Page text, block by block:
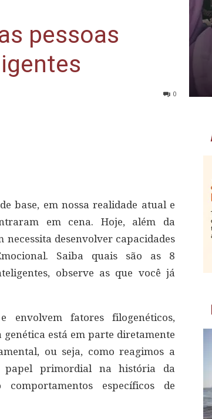
pessoas
0
base, em nossa realidade atual e
em cena. Hoje, além da
desenvolver capacidades
Saiba quais são as 8
observe as que você já
envolvem fatores filogenéticos,
está em parte diretamente
ou seja, como reagimos a
papel primordial na história da
específicos de